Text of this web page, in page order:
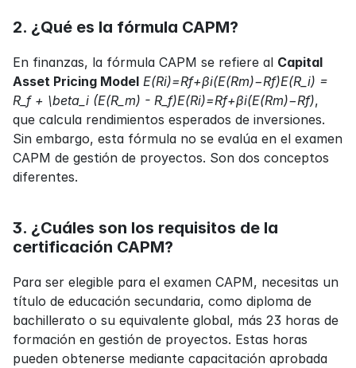
2. ¿Qué es la fórmula CAPM?
En finanzas, la fórmula CAPM se refiere al Capital
Asset Pricing Model E(Ri)=Rf+βi(E(Rm)−Rf)E(R_i) =
R_f + \beta_i (E(R_m) - R_f)E(Ri)=Rf+βi(E(Rm)−Rf),
que calcula rendimientos esperados de inversiones.
Sin embargo, esta fórmula no se evalúa en el examen
CAPM de gestión de proyectos. Son dos conceptos
diferentes.
3. ¿Cuáles son los requisitos de la
certificación CAPM?
Para ser elegible para el examen CAPM, necesitas un
título de educación secundaria, como diploma de
bachillerato o su equivalente global, más 23 horas de
formación en gestión de proyectos. Estas horas
pueden obtenerse mediante capacitación aprobada